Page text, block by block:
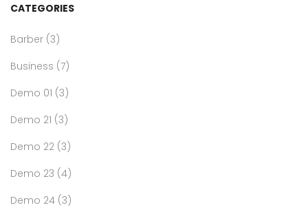
CATEGORIES
Barber (3)
Business (7)
Demo 01 (3)
Demo 21 (3)
Demo 22 (3)
Demo 23 (4)
Demo 24 (3)